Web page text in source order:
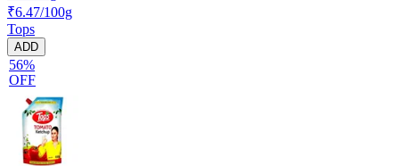
₹6.47/100g
Tops
ADD
56%
OFF